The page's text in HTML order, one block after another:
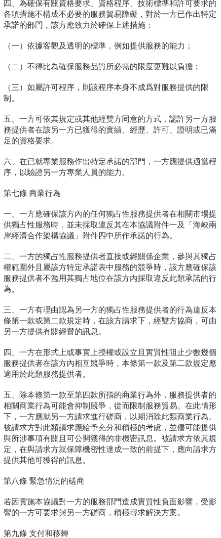
四、為確保有關資格要求、資格程序、技術標準和許可要求的
各項措施不構成不必要的服務貿易障礙，對於一方已作出特定
承諾的部門，該方應致力於確保上述措施：
（一）依據客觀及透明的標準，例如提供服務的能力；
（二）不得比為確保服務品質所必需的限度更難以負擔；
（三）如屬許可程序，則該程序本身不成爲對服務提供的限
制。
五、一方可依其規定或其他經雙方同意的方式，認許另一方服
務提供者在該另一方已獲得的實績、經歷、許可、證明或已滿
足的資格要求。
六、在已就專業服務作出特定承諾的部門，一方應提供適當程
序，以驗證另一方專業人員的能力。
第七條 商業行為
一、一方應確保該方內的任何獨占性服務提供者在相關市場提
供獨占性服務時，並未採取違反其在本協議附件一及「海峽兩
岸經濟合作架構協議」附件四中所作承諾的行為。
二、一方的獨占性服務提供者直接或經關係企業，參與其獨占
權範圍外且屬該方特定承諾表中服務的競爭時，該方應確保該
服務提供者不濫用其獨占地位在該方內採取違反此類承諾的行
為。
三、一方有理由認為另一方的獨占性服務提供者的行為違反本
條第一款或第二款規定時，在該方請求下，經雙方協商，可由
另一方提供有關經營的訊息。
四、一方在形式上或事實上授權或設立且實質性阻止少數幾個
服務提供者在該方內相互競爭時，本條第一款及第二款規定應
適用於此類服務提供者。
五、除本條第一款至第四款所指的商業行為外，服務提供者的
相關商業行為可能會抑制競爭，從而限制服務貿易。在此情形
下，一方應就另一方請求進行磋商，以期消除此類商業行為。
被請求方對此類請求應給予充分和積極的考慮，並儘可能提供
與所涉事項有關且可公開獲得的非機密訊息。被請求方依其規
定，在與請求方就保障機密性達成一致的前提下，應向請求方
提供其他可獲得的訊息。
第八條 緊急情況的磋商
若因實施本協議對一方的服務部門造成實質性負面影響，受影
響的一方可要求與另一方磋商，積極尋求解決方案。
第九條 支付和移轉